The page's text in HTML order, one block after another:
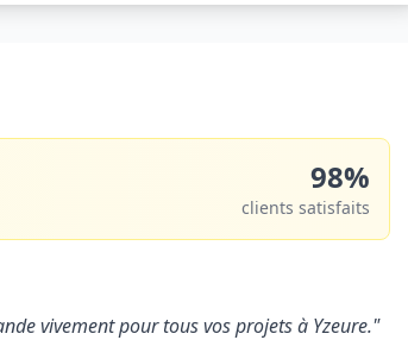
98%
clients satisfaits
vivement pour tous vos projets à Yzeure."